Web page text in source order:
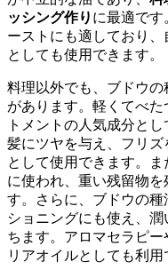
ッシング作り に最適です
ーストにも適しており
としても使用できます。
料理以外でも、ブドウ
があります。軽くてべ
トメントの人気成分とし
髪にツヤを与え、フリ
として使用できます。
に使われ、重い残留物
す。さらに、ブドウの
ショニングにも使え、
ちます。アロマセラピ
リアオイルとしても利用